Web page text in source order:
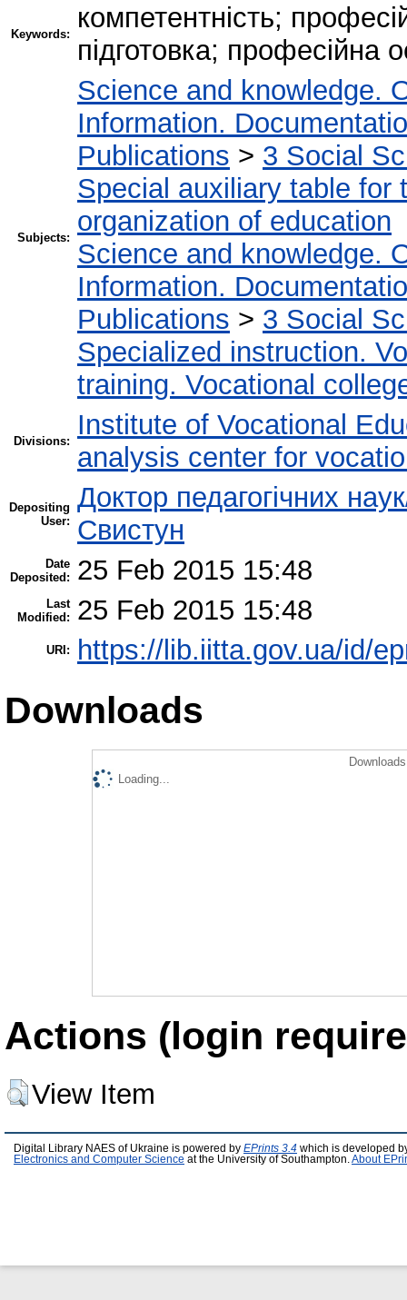
Keywords:
компетентність;
підготовка; професійна
Subjects:
Science and knowledge.
Information.
Publications > 3 Social
Special auxiliary table for
organization of education
Science and knowledge.
Information.
Publications > 3 Social
Specialized instruction.
training. Vocational
Divisions:
Institute of Vocational
analysis center for
Depositing
User:
Доктор педагогічних
Свистун
Date
Deposited:
25 Feb 2015 15:48
Last
Modified:
25 Feb 2015 15:48
URI: https://lib.iitta.gov.ua/id/
Downloads
Loading...
Actions (login
View Item
Digital Library NAES of Ukraine is powered by EPrints 3.4 which is developed
Electronics and Computer Science at the University of Southampton. About